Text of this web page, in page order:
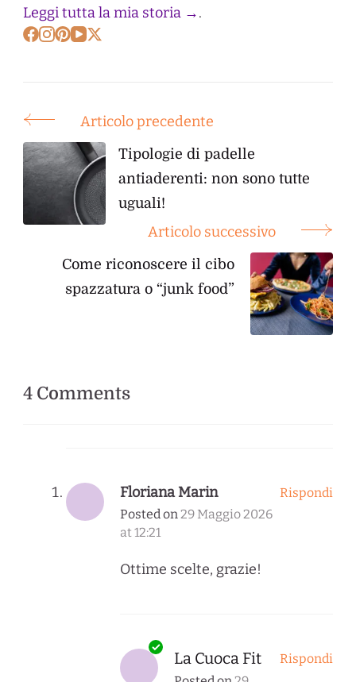
Leggi tutta la mia storia →.
Post
Navigation
Articolo precedente
Tipologie di padelle
antiaderenti: non sono tutte
uguali!
Articolo successivo
Come riconoscere il cibo
spazzatura o “junk food”
4 Comments
Floriana Marin
Posted on29 Maggio 2026
at 12:21
Rispondi
Ottime scelte, grazie!
La Cuoca Fit Rispondi